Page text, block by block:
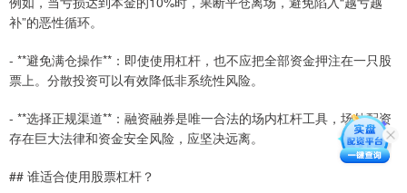
补”的恶性循环。
- **避免满仓操作**：即使使用杠杆，也不应把全部资金押注在一只股
票上。分散投资可以有效降低非系统性风险。
- **选择正规渠道**：融资融券是唯一合法的场内杠杆工具，场外配资
存在巨大法律和资金安全风险，应坚决远离。
## 谁适合使用股票杠杆？